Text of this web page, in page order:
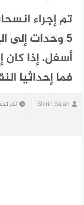
تم إجراء
فما إحداثيا
Shirin Salah آخر